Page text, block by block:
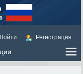
Войти Регистрация